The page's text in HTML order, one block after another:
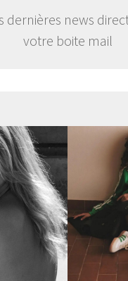
dernières news
votre boite mail